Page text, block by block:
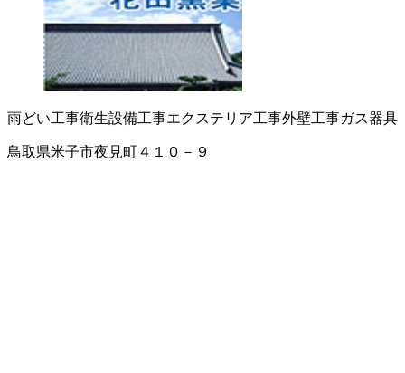
雨どい工事衛生設備工事エクステリア工事外壁工事ガス器具
鳥取県米子市夜見町４１０－９